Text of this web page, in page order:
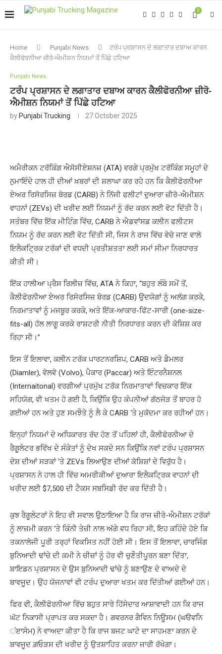
0
Home Punjabi News
ਟਰੰਪ ਪ੍ਰਸ਼ਾਸਨ ਦੇ ਲਗਾਤਾਰ ਦਬਾਅ ਕਾਰਨ
ਕੈਲੀਫੋਰਨੀਆ ਜ਼ੀਰੋ-ਐਮੀਸ਼ਨ ਨਿਯਮਾਂ ਤੋਂ ਪਿੱਛੇ ਹਟਿਆ
Punjabi News
ਟਰੰਪ ਪ੍ਰਸ਼ਾਸਨ ਦੇ ਲਗਾਤਾਰ ਦਬਾਅ ਕਾਰਨ ਕੈਲੀਫੋਰਨੀਆ ਜ਼ੀਰੋ-
ਐਮੀਸ਼ਨ ਨਿਯਮਾਂ ਤੋਂ ਪਿੱਛੇ ਹਟਿਆ
by Punjabi Trucking 27 October 2025
ਅਮੈਰੀਕਨ ਟਰੱਕਿੰਗ ਐਸੋਸੀਏਸ਼ਨਜ਼ (ATA) ਵਰਗੇ ਪ੍ਰਮੁੱਖ ਟਰੱਕਿੰਗ ਸਮੂਹਾਂ ਦੇ
ਨੁਮਾਇੰਦੇ ਹਾਲ ਹੀ ਦੀਆਂ ਖ਼ਬਰਾਂ ਦੀ ਸ਼ਲਾਘਾ ਕਰ ਰਹੇ ਹਨ ਕਿ ਕੈਲੀਫੋਰਨੀਆ
ਏਅਰ ਰਿਸੋਰਸਿਜ਼ ਬੋਰਡ (CARB) ਨੇ ਨਿੱਜੀ ਫਲੀਟਾਂ ਦੁਆਰਾ ਜ਼ੀਰੋ-ਐਮੀਸ਼ਨ
ਵਾਹਨਾਂ (ZEVs) ਦੀ ਖਰੀਦ ਲਈ ਨਿਯਮਾਂ ਨੂੰ ਰੱਦ ਕਰਨ ਲਈ ਵੋਟ ਦਿੱਤੀ ਹੈ।
ਸਤੰਬਰ ਵਿੱਚ ਇੱਕ ਮੀਟਿੰਗ ਵਿੱਚ, CARB ਨੇ ਐਡਵਾਂਸਡ ਕਲੀਨ ਫਲੀਟਸ
ਨਿਯਮ ਨੂੰ ਰੱਦ ਕਰਨ ਲਈ ਵੋਟ ਦਿੱਤੀ ਸੀ, ਜਿਸ ਨੇ ਰਾਜ ਵਿੱਚ ਵੇਚੇ ਜਾਣ ਵਾਲੇ
ਇਲੈਕਟ੍ਰਿਕ ਟਰੱਕਾਂ ਦੀ ਵਧਦੀ ਪ੍ਰਤੀਸ਼ਤਤਾ ਲਈ ਸਮਾਂ ਸੀਮਾ ਨਿਰਧਾਰਤ
ਕੀਤੀ ਸੀ।
ਇੱਕ ਹਾਲੀਆ ਪ੍ਰੈਸ ਰਿਲੀਜ਼ ਵਿੱਚ, ATA ਨੇ ਕਿਹਾ, “ਬਹੁਤ ਲੰਬੇ ਸਮੇਂ ਤੋਂ,
ਕੈਲੀਫੋਰਨੀਆ ਏਅਰ ਰਿਸੋਰਸਿਜ਼ ਬੋਰਡ (CARB) ਉਦਯੋਗਾਂ ਨੂੰ ਅਲੱਗ ਕਰਕੇ,
ਨਿਰਮਾਤਾਵਾਂ ਨੂੰ ਮਜਬੂਰ ਕਰਕੇ, ਅਤੇ ਇੱਕ-ਆਕਾਰ-ਫਿੱਟ-ਸਾਰੀ (one-size-
fits-all) ਹੱਲ ਲਾਗੂ ਕਰਕੇ ਰਾਸ਼ਟਰੀ ਨੀਤੀ ਨਿਰਧਾਰਤ ਕਰਨ ਦੀ ਕੋਸ਼ਿਸ਼ ਕਰ
ਰਿਹਾ ਸੀ।”
ਇਸ ਤੋਂ ਇਲਾਵਾ, ਕਲੀਨ ਟਰੱਕ ਪਾਰਟਨਰਸ਼ਿਪ, CARB ਅਤੇ ਡੈਮਲਰ
(Diamler), ਵੋਲਵੋ (Volvo), ਪੈਕਾਰ (Paccar) ਅਤੇ ਇੰਟਰਨੈਸ਼ਨਲ
(Internaitonal) ਵਰਗੀਆਂ ਪ੍ਰਮੁੱਖ ਟਰੱਕ ਨਿਰਮਾਤਾਵਾਂ ਵਿਚਕਾਰ ਇੱਕ
ਸਹਿਯੋਗ, ਵੀ ਖਤਮ ਹੋ ਗਈ ਹੈ, ਕਿਉਂਕਿ ਉਹ ਕੰਪਨੀਆਂ ਗੱਠਜੋੜ ਤੋਂ ਬਾਹਰ ਹੋ
ਗਈਆਂ ਹਨ ਅਤੇ ਹੁਣ ਸਮਝੌਤੇ ਨੂੰ ਲੈ ਕੇ CARB ‘ਤੇ ਮੁਕੱਦਮਾ ਕਰ ਰਹੀਆਂ ਹਨ।
ਇਨ੍ਹਾਂ ਨਿਯਮਾਂ ਦੇ ਅਧਿਕਾਰਤ ਰੱਦ ਹੋਣ ਤੋਂ ਪਹਿਲਾਂ ਹੀ, ਕੈਲੀਫੋਰਨੀਆ ਦੇ
ਰੈਗੂਲੇਟਰ ਭਵਿੱਖ ਦੇ ਸੰਕੇਤਾਂ ਨੂੰ ਦੇਖ ਸਕਦੇ ਸਨ ਕਿਉਂਕਿ ਨਵਾਂ ਟਰੰਪ ਪ੍ਰਸ਼ਾਸਨ
ਦੇਸ਼ ਦੀਆਂ ਸੜਕਾਂ ‘ਤੇ ZEVs ਲਿਆਉਣ ਦੀਆਂ ਕੋਸ਼ਿਸ਼ਾਂ ਦੇ ਵਿਰੁੱਧ ਹੈ।
ਪ੍ਰਸ਼ਾਸਨ ਨੇ ਹਾਲ ਹੀ ਵਿੱਚ ਅਮਰੀਕੀਆਂ ਦੁਆਰਾ ਇਲੈਕਟ੍ਰਿਕ ਵਾਹਨਾਂ ਦੀ
ਖਰੀਦ ਲਈ $7,500 ਦੀ ਟੈਕਸ ਸਬਸਿਡੀ ਰੱਦ ਕਰ ਦਿੱਤੀ ਹੈ।
ਕੁਝ ਰੈਗੂਲੇਟਰਾਂ ਨੇ ਇਹ ਵੀ ਸਵਾਲ ਉਠਾਇਆ ਹੈ ਕਿ ਰਾਜ ਜ਼ੀਰੋ-ਐਮੀਸ਼ਨ ਟਰੱਕਾਂ
ਨੂੰ ਲਾਜ਼ਮੀ ਕਰਨ ‘ਤੇ ਕਿੰਨੀ ਤੇਜ਼ੀ ਨਾਲ ਅੱਗੇ ਵਧ ਰਿਹਾ ਸੀ, ਇਹ ਕਹਿੰਦੇ ਹੋਏ ਕਿ
ਤਕਨਾਲੋਜੀ ਪੂਰੀ ਤਰ੍ਹਾਂ ਵਿਕਸਿਤ ਨਹੀਂ ਹੋਈ ਸੀ। ਇਸ ਤੋਂ ਇਲਾਵਾ, ਚਾਰਜਿੰਗ
ਬੁਨਿਆਦੀ ਢਾਂਚੇ ਦੀ ਕਮੀ ਨੇ ਚੀਜ਼ਾਂ ਨੂੰ ਹੋਰ ਵੀ ਚੁਣੌਤੀਪੂਰਨ ਬਣਾ ਦਿੱਤਾ,
ਬਾਇਡਨ ਪ੍ਰਸ਼ਾਸਨ ਦੇ ਉਸ ਬੁਨਿਆਦੀ ਢਾਂਚੇ ਨੂੰ ਬਣਾਉਣ ਦੇ ਵਾਅਦੇ ਦੇ
ਬਾਵਜੂਦ। ਉਹ ਯੋਜਨਾਵਾਂ ਵੀ ਟਰੰਪ ਦੁਆਰਾ ਖਤਮ ਕਰ ਦਿੱਤੀਆਂ ਗਈਆਂ ਹਨ।
ਫਿਰ ਵੀ, ਕੈਲੀਫੋਰਨੀਆ ਵਿੱਚ ਬਹੁਤ ਸਾਰੇ ਹਿੱਸੇਦਾਰ ਆਸ਼ਾਵਾਦੀ ਹਨ ਕਿ ਰਾਜ
ਘੱਟ ਨਿਕਾਸੀ ਪ੍ਰਾਪਤ ਕਰ ਸਕਦਾ ਹੈ। ਗਵਰਨਰ ਗੈਵਿਨ ਨਿਊਸਮ (ਘੳਵਨਿ
ਂੲਾਸੋਮ) ਨੇ ਵਾਅਦਾ ਕੀਤਾ ਹੈ ਕਿ ਰਾਜ ਬਜਟ ਘਾਟੇ ਦਾ ਸਾਹਮਣਾ ਕਰਨ ਦੇ
ਬਾਵਜੂਦ ਗ਼ਓੜਸ ਦੀ ਖਰੀਦ ਨੂੰ ਉਤਸ਼ਾਹਿਤ ਕਰਨਾ ਜਾਰੀ ਰੱਖੇਗਾ।